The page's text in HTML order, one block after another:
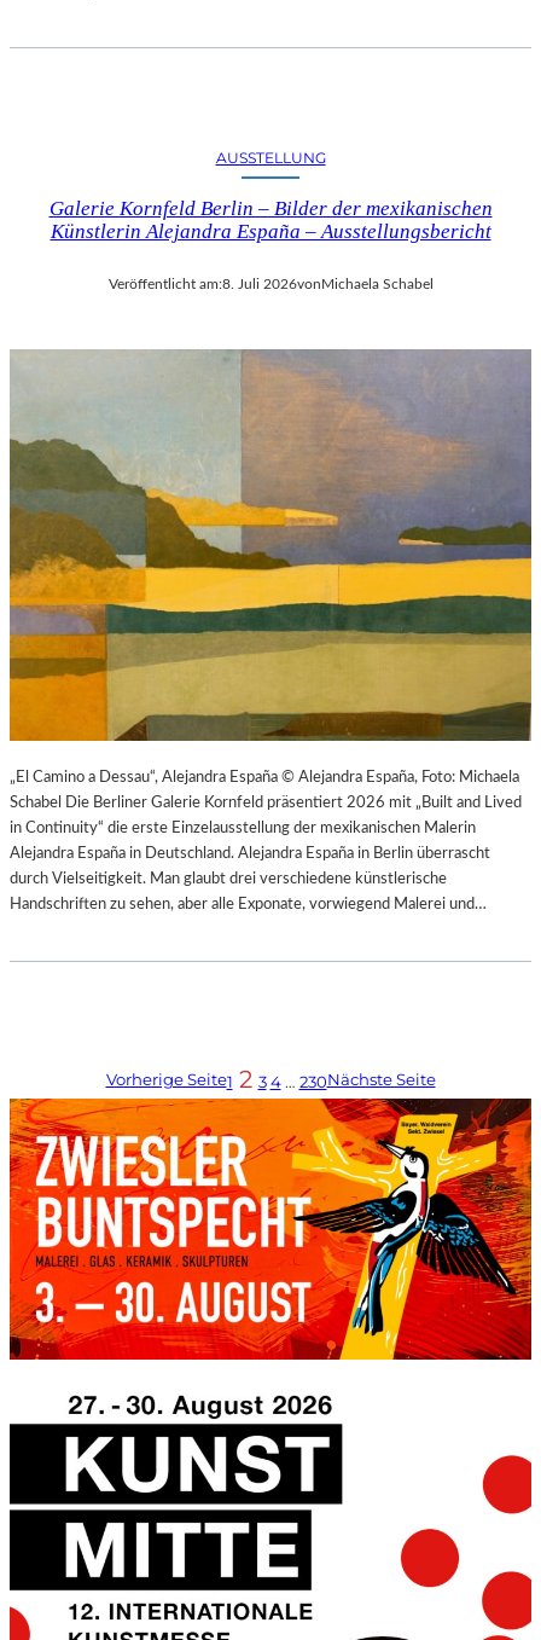
AUSSTELLUNG
Galerie Kornfeld Berlin – Bilder der mexikanischen
Künstlerin Alejandra España – Ausstellungsbericht
Veröffentlicht am:8. Juli 2026vonMichaela Schabel
„El Camino a Dessau“, Alejandra España © Alejandra España, Foto: Michaela
Schabel Die Berliner Galerie Kornfeld präsentiert 2026 mit „Built and Lived
in Continuity“ die erste Einzelausstellung der mexikanischen Malerin
Alejandra España in Deutschland. Alejandra España in Berlin überrascht
durch Vielseitigkeit. Man glaubt drei verschiedene künstlerische
Handschriften zu sehen, aber alle Exponate, vorwiegend Malerei und…
Vorherige Seite1 2 3 4 … 230Nächste Seite